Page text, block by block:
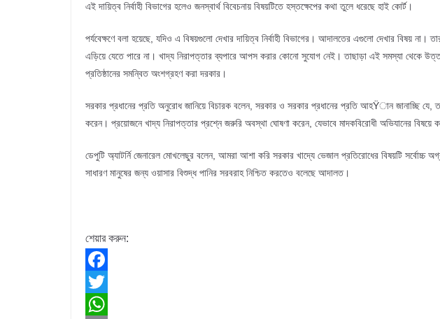
এই দায়িত্ব নির্বাহী বিভাগের হলেও জনস্বার্থ বিবেচনায় বিষয়টিতে হস্তক্ষেপের কথা তুলে ধরেছে হাই কোর্ট।
পর্যবেক্ষণে বলা হয়েছে, যদিও এ বিষয়গুলো দেখার দায়িত্ব নির্বাহী বিভাগের। আদালতের এগুলো দেখার বিষয় না।
এড়িয়ে যেতে পারে না। খাদ্য নিরাপত্তার ব্যপারে আপস করার কোনো সুযোগ নেই। তাছাড়া এই সমস্যা থেকে
প্রতিষ্ঠানের সমন্বিত অংশগ্রহণ করা দরকার।
সরকার প্রধানের প্রতি অনুরোধ জানিয়ে বিচারক বলেন, সরকার ও সরকার প্রধানের প্রতি আহŸান জানাচ্ছি যে,
করেন। প্রয়োজনে খাদ্য নিরাপত্তার প্রশ্নে জরুরি অবস্থা ঘোষণা করেন, যেভাবে মাদকবিরোধী অভিযানের বিষয়ে
ডেপুটি অ্যাটর্নি জেনারেল মোখলেছুর বলেন, আমরা আশা করি সরকার খাদ্যে ভেজাল প্রতিরোধের বিষয়টি সর্বোচ্চ
সাধারণ মানুষের জন্য ওয়াসার বিশুদ্ধ পানির সরবরাহ নিশ্চিত করতেও বলেছে আদালত।
শেয়ার করুন:
F
aT